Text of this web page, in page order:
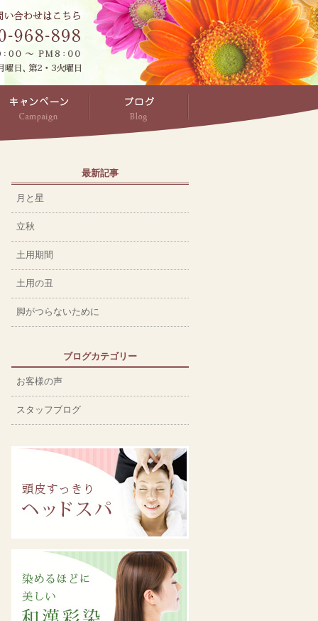
最新記事
月と星
立秋
土用期間
土用の丑
脚がつらないために
ブログカテゴリー
お客様の声
スタッフブログ